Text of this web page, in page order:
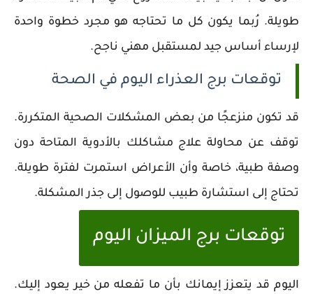
طويلة. رُبما يكون كل ما تحتاجه هو مجرد خطوة واحدة
لإرساء أساس جيد لمستقبل مهني ناجح.
توقعات برج العذراء اليوم في الصحة
قد تكون منزعجًا من بعض المشكلات الصحية المتكررة.
توقف عن محاولة علاج مشاكلك بالأدوية المتاحة دون
وصفة طبية، خاصة وأن الأعراض استمرت لفترة طويلة.
تحتاج إلى استشارة طبيب للوصول إلى جذر المشكلة.
توقعات برج الميزان اليوم
اليوم قد يتعزز إيمانك بأن ما تفعله من خير يعود إليك.